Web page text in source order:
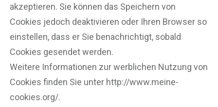
akzeptieren. Sie können das Speichern von
Cookies jedoch deaktivieren oder Ihren Browser so
einstellen, dass er Sie benachrichtigt, sobald
Cookies gesendet werden.
Weitere Informationen zur werblichen Nutzung von
Cookies finden Sie unter http://www.meine-
cookies.org/.